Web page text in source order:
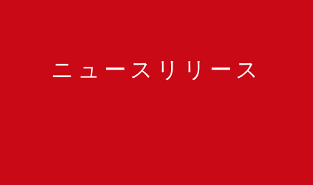
ニュースリリース